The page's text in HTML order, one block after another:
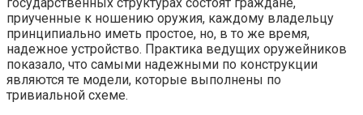
приученные к ношению оружия, каждому владельцу
принципиально иметь простое, но, в то же время,
надежное устройство. Практика ведущих оружейников
показало, что самыми надежными по конструкции
являются те модели, которые выполнены по
тривиальной схеме.